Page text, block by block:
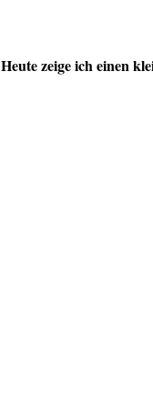
Heute zeige ich einen